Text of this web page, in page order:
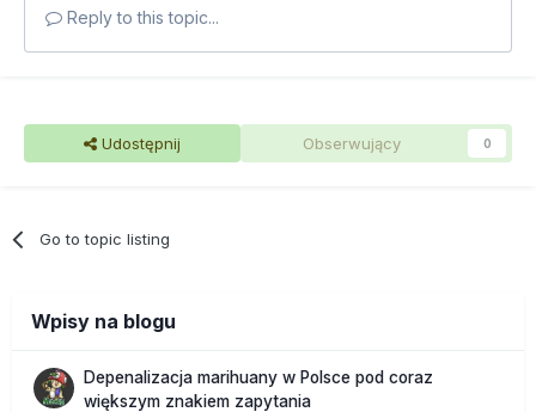
Reply to this topic...
Udostępnij Obserwujący 0
Go to topic listing
Wpisy na blogu
Depenalizacja marihuany w Polsce pod coraz
większym znakiem zapytania